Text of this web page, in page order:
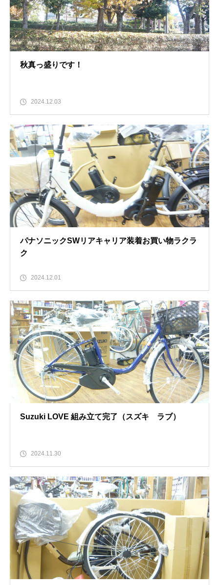
秋真っ盛りです！
2024.12.03
パナソニックSWリアキャリア装着お買い物ラクラ
ク
2024.12.01
Suzuki LOVE 組み立て完了（スズキ ラブ）
2024.11.30